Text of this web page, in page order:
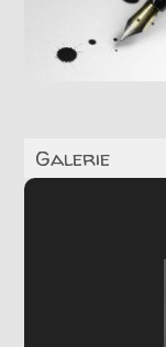
Galerie